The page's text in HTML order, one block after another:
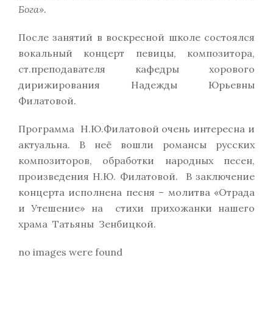
Бога».
После занятий в воскресной школе состоялся
вокальный концерт певицы, композитора,
ст.преподавателя кафедры хорового
дирижирования Надежды Юрьевны
Филатовой.
Программа Н.Ю.Филатовой очень интересна и
актуальна. В неё вошли романсы русских
композиторов, обработки народных песен,
произведения Н.Ю. Филатовой. В заключение
концерта исполнена песня – молитва «Отрада
и Утешение» на стихи прихожанки нашего
храма Татьяны Зенбицкой.
no images were found